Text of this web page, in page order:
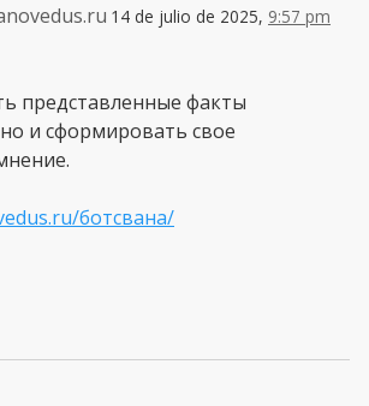
14 de julio de 2025, 9:57 pm
представленные факты
и сформировать свое
ботсвана/